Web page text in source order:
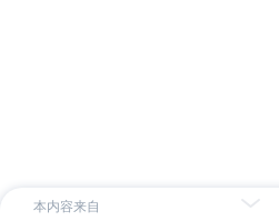
本内容来自